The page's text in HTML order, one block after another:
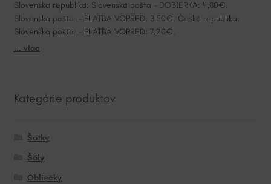
Slovenská republika: Slovenská pošta – DOBIERKA: 4,80€.
Slovenská pošta – PLATBA VOPRED: 3,50€. Česká republika:
Slovenská pošta – PLATBA VOPRED: 7,20€.
... viac
Kategórie produktov
Šatky
Šály
Obliečky